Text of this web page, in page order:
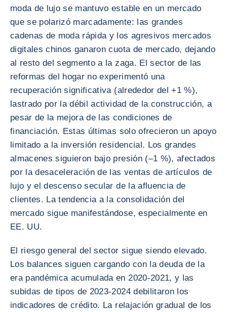
moda de lujo se mantuvo estable en un mercado
que se polarizó marcadamente: las grandes
cadenas de moda rápida y los agresivos mercados
digitales chinos ganaron cuota de mercado, dejando
al resto del segmento a la zaga. El sector de las
reformas del hogar no experimentó una
recuperación significativa (alrededor del +1 %),
lastrado por la débil actividad de la construcción, a
pesar de la mejora de las condiciones de
financiación. Estas últimas solo ofrecieron un apoyo
limitado a la inversión residencial. Los grandes
almacenes siguieron bajo presión (–1 %), afectados
por la desaceleración de las ventas de artículos de
lujo y el descenso secular de la afluencia de
clientes. La tendencia a la consolidación del
mercado sigue manifestándose, especialmente en
EE. UU.
El riesgo general del sector sigue siendo elevado.
Los balances siguen cargando con la deuda de la
era pandémica acumulada en 2020-2021, y las
subidas de tipos de 2023-2024 debilitaron los
indicadores de crédito. La relajación gradual de los